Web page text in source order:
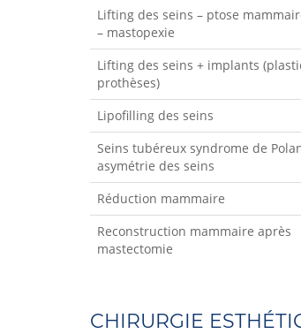
Lifting des seins – ptose
– mastopexie
Lifting des seins + implants
prothèses)
Lipofilling des seins
Seins tubéreux syndrome de
asymétrie des seins
Réduction mammaire
Reconstruction mammaire après
mastectomie
CHIRURGIE